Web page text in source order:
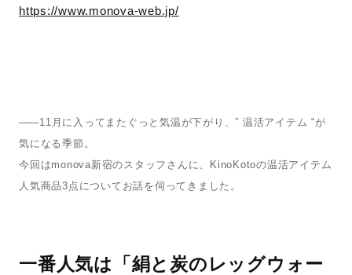
https://www.monova-web.jp/
—— 11月に入ってまたぐっと気温が下がり、” 温活アイテム “が
気になる季節。
今回はmonova新宿のスタッフさんに、KinoKotoの温活アイテム
人気商品3点についてお話を伺ってきました。
一番人気は「絹と炭のレッグウォー